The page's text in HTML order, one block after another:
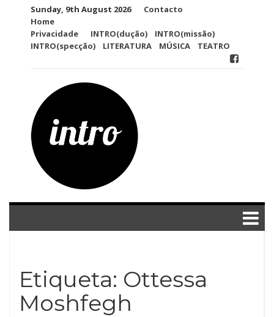
Sunday, 9th August 2026
Contacto
Home
Privacidade
INTRO(dução)
INTRO(missão)
INTRO(specção)
LITERATURA MÚSICA TEATRO
Etiqueta: Ottessa
Moshfegh